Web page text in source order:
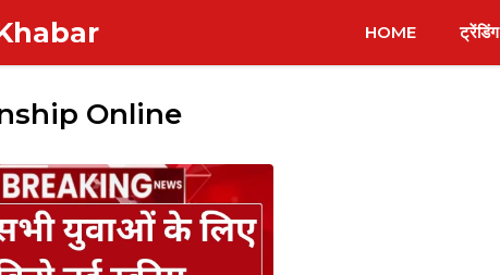
HOME ट्रेंडिंग
Online